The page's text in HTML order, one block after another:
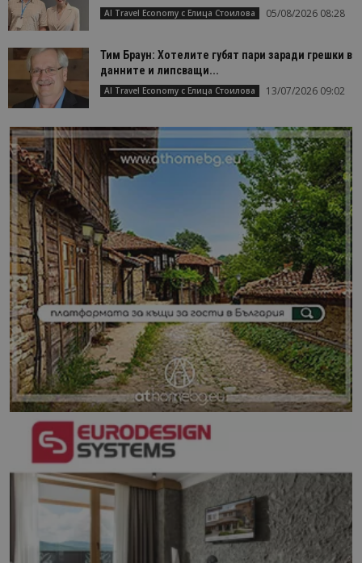
AI Travel Economy с Елица Стоилова 05/08/2026 08:28
Тим Браун: Хотелите губят пари заради грешки в
данните и липсващи...
AI Travel Economy с Елица Стоилова 13/07/2026 09:02